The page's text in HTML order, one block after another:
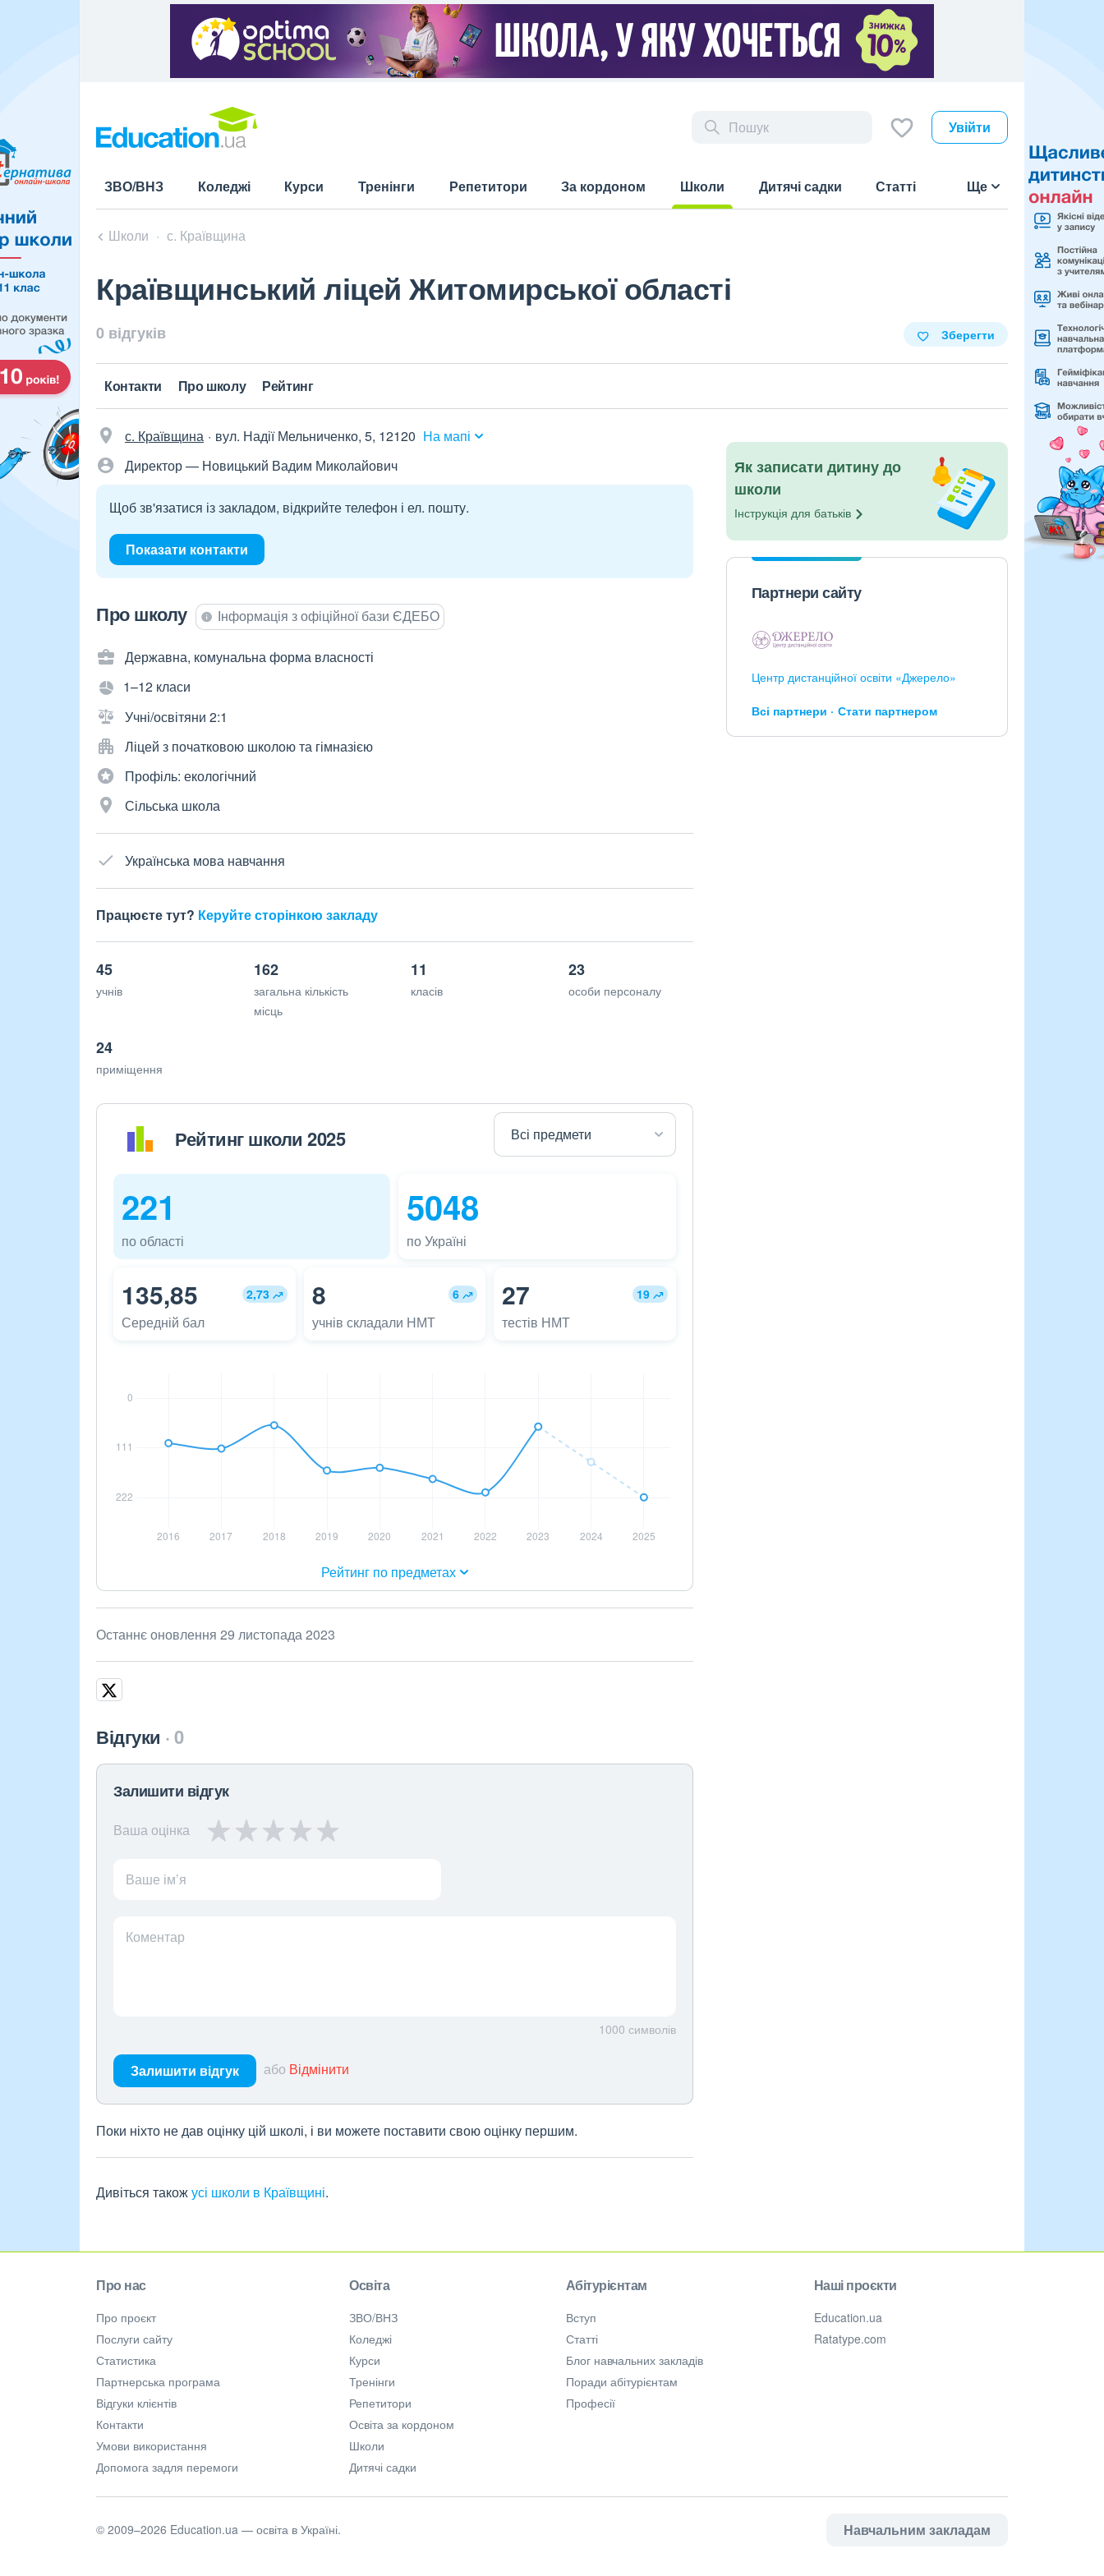
Увійти
ЗВО/ВНЗ Коледжі Курси Тренінги Репетитори За кордоном
Школи
Дитячі садки Статті Ще
Школи с. Краївщина
Краївщинський ліцей Житомирської області
0 відгуків Зберегти
Контакти Про школу Рейтинг
с. Краївщина вул. Надії Мельниченко, 5, 12120 На мапі
Директор — Новицький Вадим Миколайович
Щоб зв'язатися із закладом, відкрийте телефон і ел. пошту.
Показати контакти
Про школу Інформація з офіційної бази ЄДЕБО
Державна, комунальна форма власності
1–12 класи
Учні/освітяни 2:1
Ліцей з початковою школою та гімназією
Профіль: екологічний
Сільська школа
Українська мова навчання
Працюєте тут? Керуйте сторінкою закладу
45
учнів
162
загальна кількість
місць
11
класів
23
особи персоналу
24
приміщення
Рейтинг школи 2025
221
по області
5048
по Україні
135,85 2,73
Середній бал
8 6
учнів складали НМТ
27 19
тестів НМТ
Рейтинг по предметах
Останнє оновлення 29 листопада 2023
Відгуки 0
Залишити відгук
Ваша оцінка
Ваше ім’я
Коментар
1000 символів
Залишити відгук або Відмінити
Поки ніхто не дав оцінку цій школі, і ви можете поставити свою оцінку першим.
Дивіться такожусі школи в Краївщині.
Як записати дитину до
школи
Інструкція для батьків
Партнери сайту
Центр дистанційної освіти «Джерело»
Всі партнери Стати партнером
Про нас
Про проєкт
Послуги сайту
Статистика
Партнерська програма
Відгуки клієнтів
Контакти
Умови використання
Допомога задля перемоги
Освіта
ЗВО/ВНЗ
Коледжі
Курси
Тренінги
Репетитори
Освіта за кордоном
Школи
Дитячі садки
Абітурієнтам
Вступ
Статті
Блог навчальних закладів
Поради абітурієнтам
Професії
Наші проєкти
Education.ua
Ratatype.com
Навчальним закладам
© 2009–2026 Education.ua — освіта в Україні.